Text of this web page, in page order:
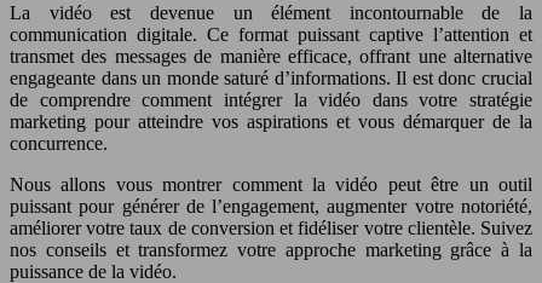
La vidéo est devenue un élément incontournable de la
communication digitale. Ce format puissant captive l’attention et
transmet des messages de manière efficace, offrant une alternative
engageante dans un monde saturé d’informations. Il est donc crucial
de comprendre comment intégrer la vidéo dans votre stratégie
marketing pour atteindre vos aspirations et vous démarquer de la
concurrence.
Nous allons vous montrer comment la vidéo peut être un outil
puissant pour générer de l’engagement, augmenter votre notoriété,
améliorer votre taux de conversion et fidéliser votre clientèle. Suivez
nos conseils et transformez votre approche marketing grâce à la
puissance de la vidéo.